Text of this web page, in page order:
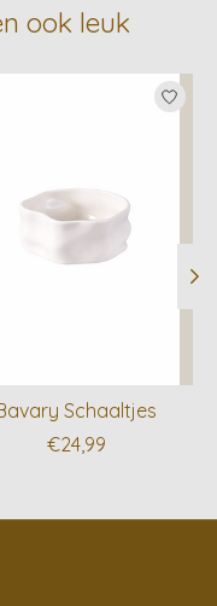
ook leuk
Schaaltjes
€24,99